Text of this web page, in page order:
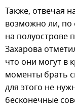
Также, отвечая
возможно ли,
на полуострове
Захарова
что они могут в
моменты брать
для этого не
бесконечные